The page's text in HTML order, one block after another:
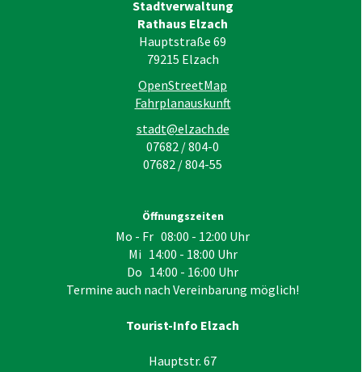
Stadtverwaltung
Rathaus Elzach
Hauptstraße 69
79215 Elzach
OpenStreetMap
Fahrplanauskunft
stadt@elzach.de
07682 / 804-0
07682 / 804-55
Öffnungszeiten
Mo - Fr 08:00 - 12:00 Uhr
Mi 14:00 - 18:00 Uhr
Do 14:00 - 16:00 Uhr
Termine auch nach Vereinbarung möglich!
Tourist-Info Elzach
Hauptstr. 67